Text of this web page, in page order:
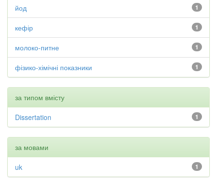
1
йод
1
кефір
1
молоко-питне
1
фізико-хімічні показники
за типом вмісту
1
Dissertation
за мовами
1
uk